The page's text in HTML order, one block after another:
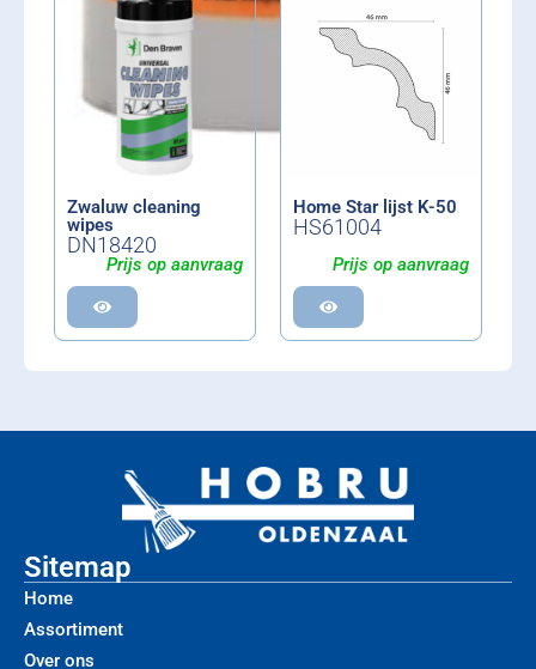
Zwaluw cleaning
wipes
DN18420
Prijs op aanvraag
Home Star lijst K-50
HS61004
Prijs op aanvraag
Sitemap
Home
Assortiment
Over ons